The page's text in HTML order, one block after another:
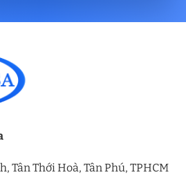
Tân Thới Hoà, Tân Phú, TPHCM